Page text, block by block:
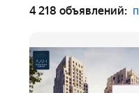
4 218 объявлений: